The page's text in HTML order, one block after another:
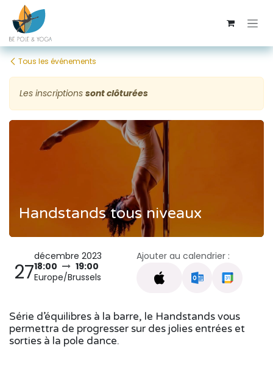
Se rendre au contenu
Tous les événements
Les inscriptions sont clôturées
Handstands tous niveaux
27
décembre 2023
18:00
19:00
Europe/Brussels
Ajouter au calendrier :
Série d’équilibres à la barre, le Handstands vous
permettra de progresser sur des jolies entrées et
sorties à la pole dance.